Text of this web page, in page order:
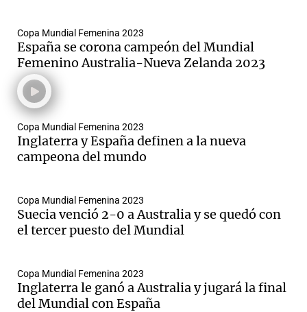
Copa Mundial Femenina 2023
España se corona campeón del Mundial
Femenino Australia-Nueva Zelanda 2023
Copa Mundial Femenina 2023
Inglaterra y España definen a la nueva
campeona del mundo
Copa Mundial Femenina 2023
Suecia venció 2-0 a Australia y se quedó con
el tercer puesto del Mundial
Copa Mundial Femenina 2023
Inglaterra le ganó a Australia y jugará la final
del Mundial con España